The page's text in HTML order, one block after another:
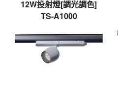
12W投射燈[調光調色]
TS-A1000